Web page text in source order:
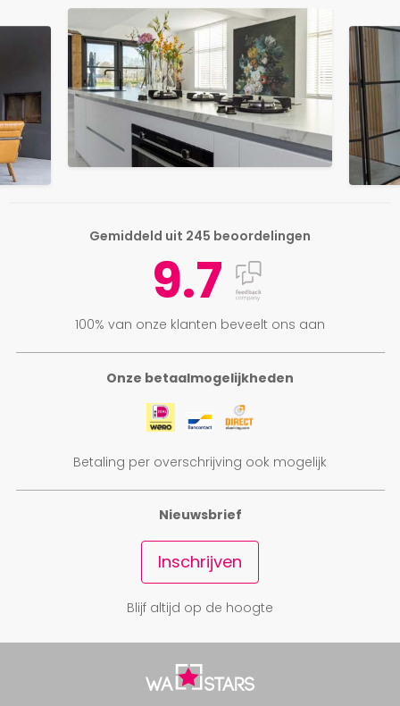
Onze betaalmogelijkheden
Betaling per overschrijving ook mogelijk
Gemiddeld uit 245 beoordelingen
9.7
100% van onze klanten beveelt ons aan
Nieuwsbrief
Inschrijven
Blijf altijd op de hoogte